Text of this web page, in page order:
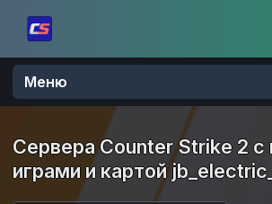
Меню
Сервера Counter Strike 2 с
играми и картой